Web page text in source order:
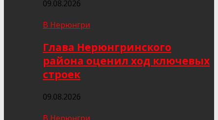
09.08.2026
В Нерюнгри
Глава Нерюнгринского
района оценил ход ключевых
строек
09.08.2026